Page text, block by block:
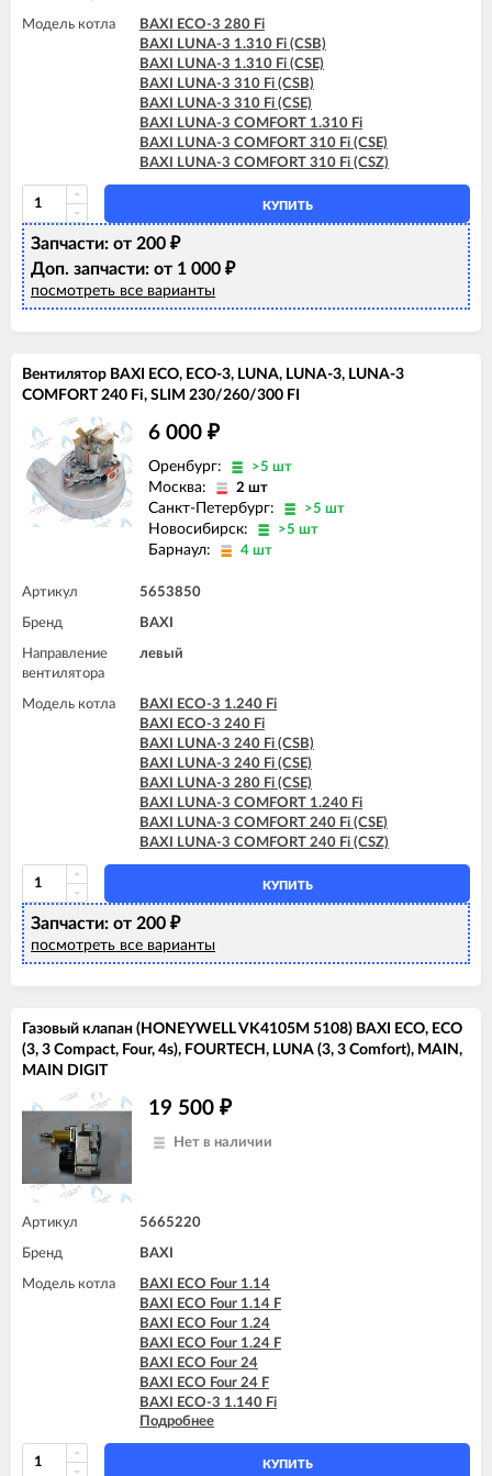
Модель котла
BAXI ECO-3 280 Fi
BAXI LUNA-3 1.310 Fi (CSB)
BAXI LUNA-3 1.310 Fi (CSE)
BAXI LUNA-3 310 Fi (CSB)
BAXI LUNA-3 310 Fi (CSE)
BAXI LUNA-3 COMFORT 1.310 Fi
BAXI LUNA-3 COMFORT 310 Fi (CSE)
BAXI LUNA-3 COMFORT 310 Fi (CSZ)
КУПИТЬ
Запчасти: от 200 ₽
Доп. запчасти: от 1 000 ₽
посмотреть все варианты
Вентилятор BAXI ECO, ECO-3, LUNA, LUNA-3, LUNA-3
COMFORT 240 Fi, SLIM 230/260/300 FI
6 000 ₽
Оренбург: >5 шт
Москва: 2 шт
Санкт-Петербург: >5 шт
Новосибирск: >5 шт
Барнаул: 4 шт
Артикул 5653850
Бренд BAXI
Направление
вентилятора
левый
Модель котла
BAXI ECO-3 1.240 Fi
BAXI ECO-3 240 Fi
BAXI LUNA-3 240 Fi (CSB)
BAXI LUNA-3 240 Fi (CSE)
BAXI LUNA-3 280 Fi (CSE)
BAXI LUNA-3 COMFORT 1.240 Fi
BAXI LUNA-3 COMFORT 240 Fi (CSE)
BAXI LUNA-3 COMFORT 240 Fi (CSZ)
КУПИТЬ
Запчасти: от 200 ₽
посмотреть все варианты
Газовый клапан (HONEYWELL VK4105M 5108) BAXI ECO, ECO
(3, 3 Compact, Four, 4s), FOURTECH, LUNA (3, 3 Comfort), MAIN,
MAIN DIGIT
19 500 ₽
Нет в наличии
Артикул 5665220
Бренд BAXI
Модель котла
BAXI ECO Four 1.14
BAXI ECO Four 1.14 F
BAXI ECO Four 1.24
BAXI ECO Four 1.24 F
BAXI ECO Four 24
BAXI ECO Four 24 F
BAXI ECO-3 1.140 Fi
BAXI ECO-3 1.240 Fi
BAXI ECO-3 240 Fi
Подробнее
КУПИТЬ